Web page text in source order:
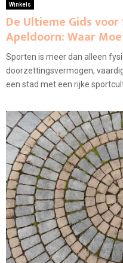
Winkels
De Ultieme Gids
Apeldoorn: Waar
Sporten is meer dan alleen
doorzettingsvermogen,
een stad met een rijke